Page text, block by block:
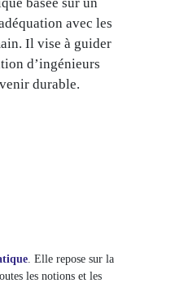
avec les
Il vise à guider
d’ingénieurs
durable.
. Elle repose sur la
les notions et les